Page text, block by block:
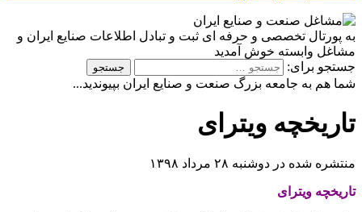
به پورتال تخصصی و حرفه ای ثبت و تبادل اطلاعات صنایع ایران و
مشاغل وابسته خوش آمدید
جستجو برای:
شما هم به جامعه بزرگ صنعت و صنایع ایران بپیوندید...
تاریخچه ویترای
منتشره شده در دوشنبه ۲۸ مرداد ۱۳۹۸
تاریخچه ویترای